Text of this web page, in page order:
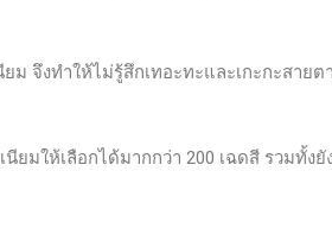
จึงทำให้ไม่รู้สึกเทอะทะและเกะกะสายตา
มให้เลือกได้มากกว่า 200 เฉดสี รวมทั้งยั